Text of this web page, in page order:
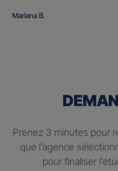
Mariana B.
Prenez 3 minutes pour
que l’agence
pour finaliser